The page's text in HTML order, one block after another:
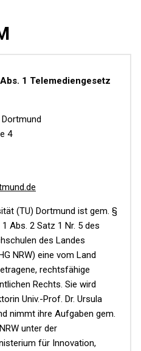
1 Telemediengesetz
4
(TU) Dortmund ist gem. §
Abs. 2 Satz 1 Nr. 5 des
des Landes
NRW) eine vom Land
rechtsfähige
Rechts. Sie wird
Univ.-Prof. Dr. Ursula
nimmt ihre Aufgaben gem.
unter der
für Innovation,